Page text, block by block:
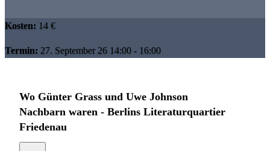
Kosten: 14 €
Termin: 27. September 26 14:00 - 16:00
Wo Günter Grass und Uwe Johnson
Nachbarn waren - Berlins Literaturquartier
Friedenau